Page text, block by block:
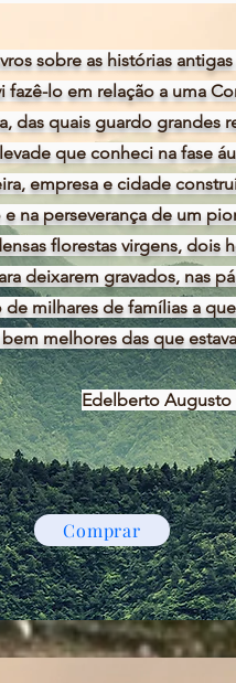
sobre as histórias antigas
fazê-lo em relação a uma
das quais guardo grandes
que conheci na fase
empresa e cidade
na perseverança de um
florestas virgens, dois
deixarem gravados, nas
milhares de famílias a
melhores das que
Edelberto Augusto
Comprar